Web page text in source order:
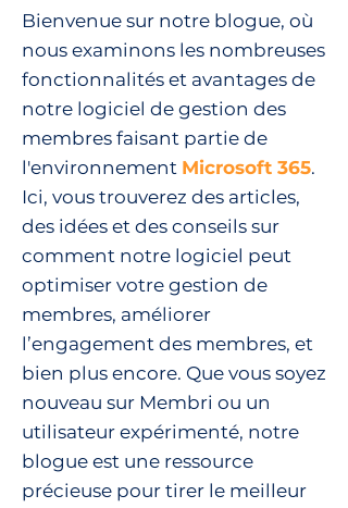
Bienvenue sur notre blogue, où
nous examinons les nombreuses
fonctionnalités et avantages de
notre logiciel de gestion des
membres faisant partie de
l'environnement Microsoft 365.
Ici, vous trouverez des articles,
des idées et des conseils sur
comment notre logiciel peut
optimiser votre gestion de
membres, améliorer
l’engagement des membres, et
bien plus encore. Que vous soyez
nouveau sur Membri ou un
utilisateur expérimenté, notre
blogue est une ressource
précieuse pour tirer le meilleur